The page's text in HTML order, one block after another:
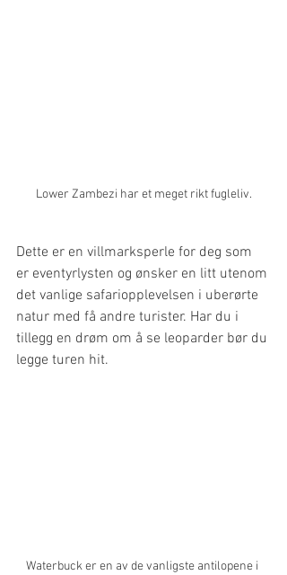
Lower Zambezi har et meget rikt fugleliv.
Dette er en villmarksperle for deg som
er eventyrlysten og ønsker en litt utenom
det vanlige safariopplevelsen i uberørte
natur med få andre turister. Har du i
tillegg en drøm om å se leoparder bør du
legge turen hit.
Waterbuck er en av de vanligste antilopene i